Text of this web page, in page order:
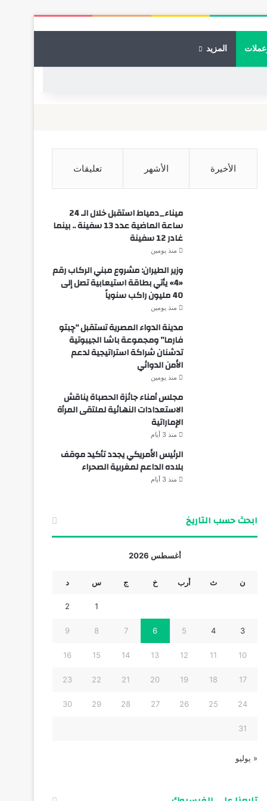
المزيد
الأخيرة الأشهر تعليقات
ميناء_دمياط استقبل خلال الـ 24
ساعة الماضية عدد 13 سفينة .. بينما
غادر 12 سفينة
منذ يومين
وزير الطيران: مشروع مبني الركاب رقم
«4» يأتي بطاقة استيعابية تصل إلى
40 مليون راكب سنوياً
منذ يومين
مدينة الدواء المصرية تستقبل “چبتو
فارما” ومجموعة باشا الجيبوتية
تدشنان شراكة استراتيجية لدعم
الأمن الدوائي
منذ يومين
مجلس أمناء جائزة الحصباة يناقش
الاستعدادات النهائية لملتقى المرأة
الإماراتية
منذ 3 أيام
الرئيس الأمريكي يجدد تأكيد موقف
بلاده الداعم لمغربية الصحراء
منذ 3 أيام
ابحث حسب التاريخ
أغسطس 2026
ن ث أرب خ ج س د
1
2
3
4
5
6
7
8
9
10
11
12
13
14
15
16
17
18
19
20
21
22
23
24
25
26
27
28
29
30
31
« يوليو